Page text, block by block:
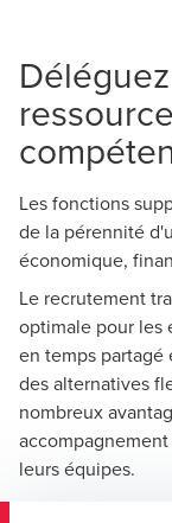
Les fonctions
de la pérennité
économique,
Le recrutement
optimale pour les
en temps
des alternatives
nombreux
leurs équipes.